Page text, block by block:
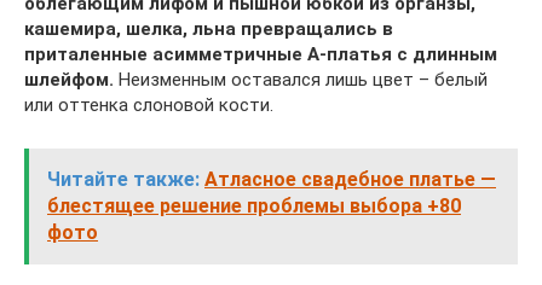
кашемира, шелка, льна превращались в
приталенные асимметричные А-платья с длинным
шлейфом. Неизменным оставался лишь цвет – белый
или оттенка слоновой кости.
Читайте также: Атласное свадебное платье —
блестящее решение проблемы выбора +80
фото